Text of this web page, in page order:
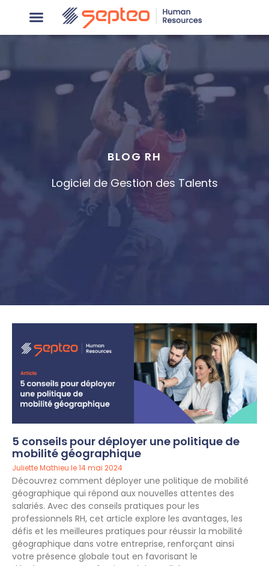
BLOG RH
Logiciel de Gestion des Talents
5 conseils pour déployer une politique de
mobilité géographique
Juliette Mathieu 14 mai 2024
Découvrez comment déployer une politique de mobilité
géographique qui répond aux nouvelles attentes des
salariés. Avec des conseils pratiques pour les
professionnels RH, cet article explore les avantages, les
défis et les meilleures pratiques pour réussir la mobilité
géographique dans votre entreprise, renforçant ainsi
votre présence globale tout en favorisant le